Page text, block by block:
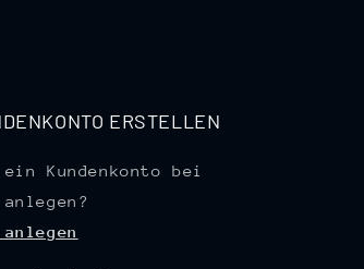
ERSTELLEN
Kundenkonto bei